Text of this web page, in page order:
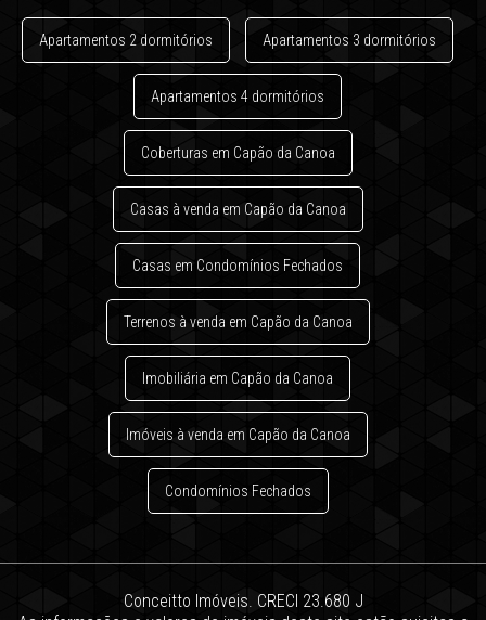
Apartamentos 2 dormitórios Apartamentos 3 dormitórios
Apartamentos 4 dormitórios
Coberturas em Capão da Canoa
Casas à venda em Capão da Canoa
Casas em Condomínios Fechados
Terrenos à venda em Capão da Canoa
Imobiliária em Capão da Canoa
Imóveis à venda em Capão da Canoa
Condomínios Fechados
Conceitto Imóveis. CRECI 23.680 J